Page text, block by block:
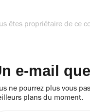
êtes propriétaire de ce
e-mail
ne pourrez plus vous
plans du moment.